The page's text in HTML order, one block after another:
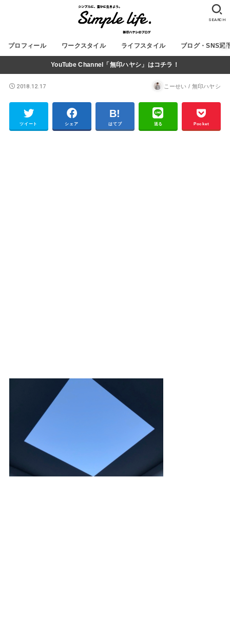
プロフィール ワークスタイル ライフスタイル ブログ・SNS運
SEARCH
YouTube Channel「無印ハヤシ」はコチラ！
2018.12.17 こーせい / 無印ハヤシ
ツイート シェア はてブ 送る Pocket